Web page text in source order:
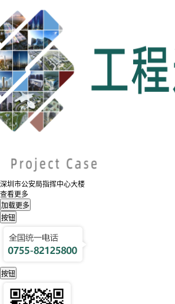
深圳市公安局指挥中心大楼
查看更多